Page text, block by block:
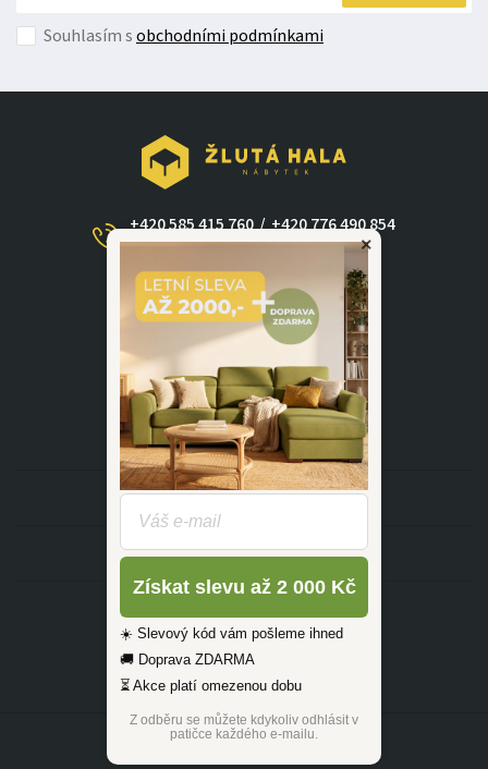
Souhlasím sobchodními podmínkami
+420 585 415 760 / +420 776 490 854
dotazy@zlutahala.cz
KATEGORIE
INFORMACE
©2026 ŽLUTÁ HALA
×
Získat slevu až 2 000 Kč
☀️ Slevový kód vám pošleme ihned
🚚 Doprava ZDARMA
⏳ Akce platí omezenou dobu
Z odběru se můžete kdykoliv odhlásit v
patičce každého e-mailu.